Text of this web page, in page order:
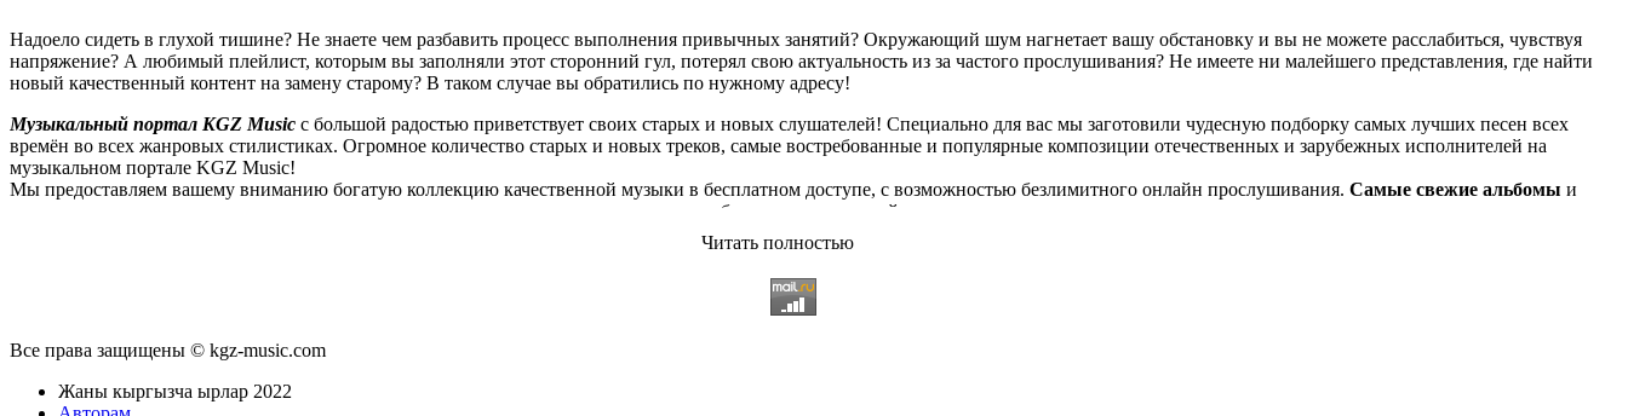
Надоело сидеть в глухой тишине? Не знаете чем разбавить процесс выполнения привычных занятий? Окружающий шум нагнетает вашу обстановку и вы не можете расслабиться, чувствуя
напряжение? А любимый плейлист, которым вы заполняли этот сторонний гул, потерял свою актуальность из за частого прослушивания? Не имеете ни малейшего представления, где найти
новый качественный контент на замену старому? В таком случае вы обратились по нужному адресу!
Музыкальный портал KGZ Music с большой радостью приветствует своих старых и новых слушателей! Специально для вас мы заготовили чудесную подборку самых лучших песен всех
времён во всех жанровых стилистиках. Огромное количество старых и новых треков, самые востребованные и популярные композиции отечественных и зарубежных исполнителей на
музыкальном портале KGZ Music!
Мы предоставляем вашему вниманию богатую коллекцию качественной музыки в бесплатном доступе, с возможностью безлимитного онлайн прослушивания. Самые свежие альбомы и
любимых исполнителей, и актуальные, всеми известные композиции старых времен.
Регулярные обновления, постоянные новинки, большой музыкальный ассортимент на любой вкус, и все это только на платформе KGZ Music. Наша команда с большой ответственностью
в различных музыкальных направлениях.
Мы предоставляем вам бесплатный доступ к первоклассному, тщательно подобранному контенту, и предлагаем вам возможность предварительного прослушивания перед загрузкой. Мы также
звучанием публикуемых песен, и оперативно устраняет любые возникающие неудобства. И если у вас появились какие либо неполадки в процессе, то вы всегда можете связаться с нашей
командой и сообщить о проблемах, мешающих вам в полноценном использовании данного сайта. С заботой о вас, мы разработали достаточно простой и удобный в использовании, и тем не
менее довольно таки многофункциональный интерфейс. Вы без всяких затруднений сможете найти желаемую композицию посредством использования поисковой строки, а также сможете
Читать полностью
Все права защищены © kgz-music.com
Жаны кыргызча ырлар 2022